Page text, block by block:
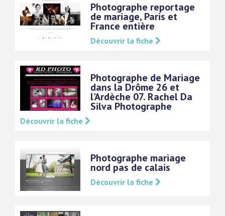
Photographe reportage
de mariage, Paris et
France entière
Découvrir la fiche
Photographe de Mariage
dans la Drôme 26 et
l'Ardèche 07. Rachel Da
Silva Photographe
Découvrir la fiche
Photographe mariage
nord pas de calais
Découvrir la fiche